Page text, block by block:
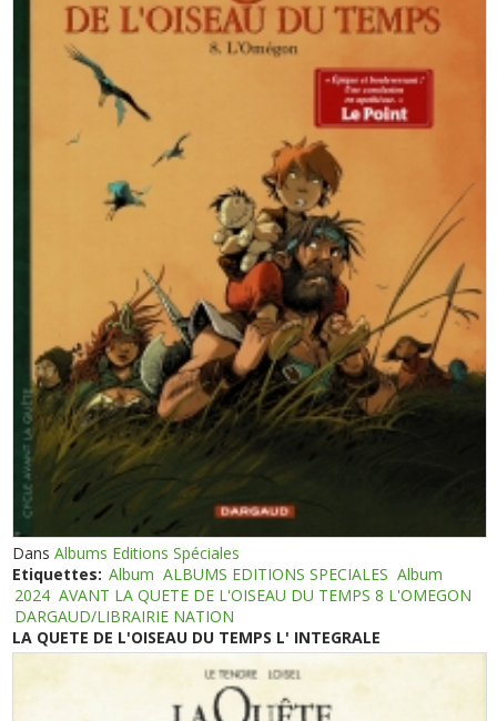
DansAlbums Editions Spéciales
Etiquettes: Album ALBUMS EDITIONS SPECIALES Album
2024 AVANT LA QUETE DE L'OISEAU DU TEMPS 8 L'OMEGON
DARGAUD/LIBRAIRIE NATION
LA QUETE DE L'OISEAU DU TEMPS L' INTEGRALE